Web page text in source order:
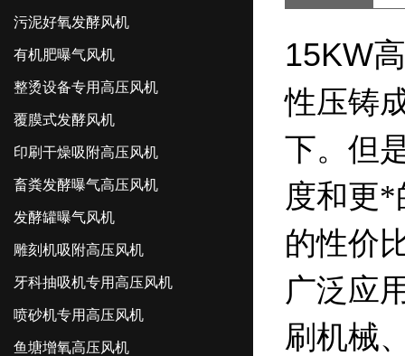
污泥好氧发酵风机
有机肥曝气风机
整烫设备专用高压风机
覆膜式发酵风机
印刷干燥吸附高压风机
畜粪发酵曝气高压风机
发酵罐曝气风机
雕刻机吸附高压风机
牙科抽吸机专用高压风机
喷砂机专用高压风机
鱼塘增氧高压风机
15KW
性压铸
下。但
度和更*
的性价
广泛应
刷机械